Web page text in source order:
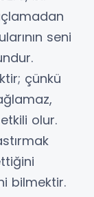
seni
çünkü
olur.
bilmektir.